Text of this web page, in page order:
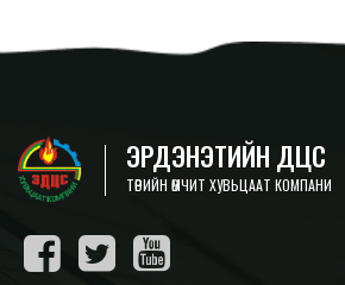
ЭРДЭНЭТИЙН ДЦС
ТӨРИЙН ӨМЧИТ ХУВЬЦААТ КОМПАНИ